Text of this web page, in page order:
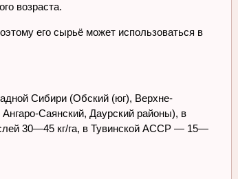
возраста.
его сырьё может использоваться в
Сибири (Обский (юг), Верхне-
Саянский, Даурский районы), в
30—45 кг/га, в Тувинской АССР — 15—